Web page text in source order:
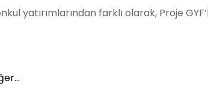
yatırımlarından farklı olarak, Proje